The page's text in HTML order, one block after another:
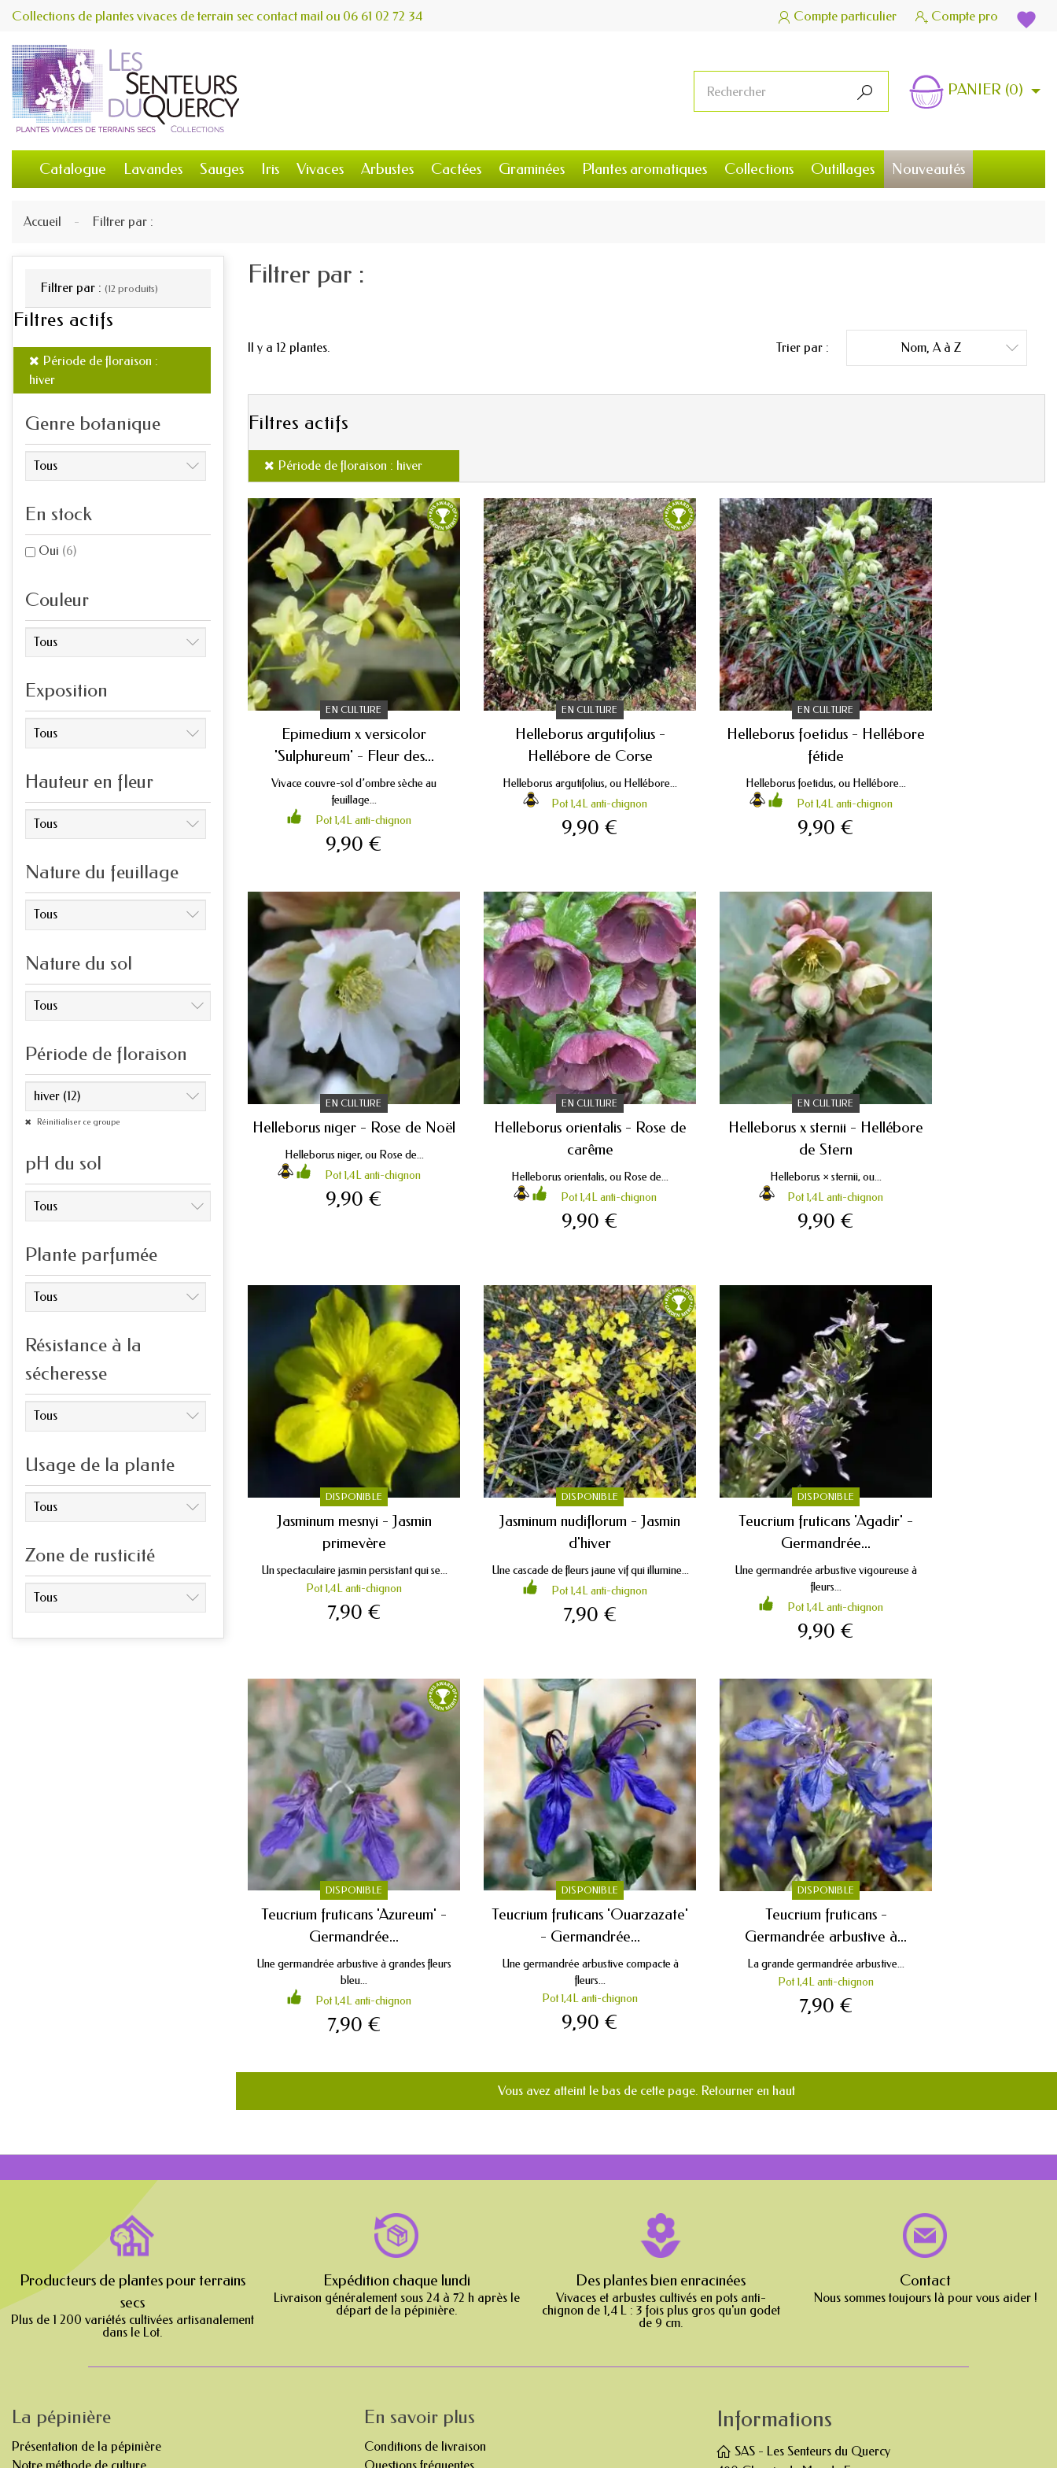
Collections de plantes vivaces de terrain sec contact mail ou 06 61 02 72 34  Compte particulier  Compte pro favorite
 PANIER (0)
Catalogue Lavandes Sauges Iris Vivaces Arbustes Cactées Graminées Plantes aromatiques Collections Outillages Nouveautés
Accueil Filtrer par :
Filtrer par : (12 produits)
Filtres actifs
Période de floraison :
hiver
Genre botanique
En stock
Oui (6)
Couleur
Exposition
Hauteur en fleur
Nature du feuillage
Nature du sol
Période de floraison
Réinitialiser ce groupe
pH du sol
Plante parfumée
Résistance à la
sécheresse
Usage de la plante
Zone de rusticité
Filtrer par :
Il y a 12 plantes. Trier par : Nom, A à Z 
Filtres actifs
Période de floraison : hiver
EN CULTURE
Epimedium x versicolor
'Sulphureum' - Fleur des...
Vivace couvre-sol d’ombre sèche au
feuillage...
Pot 1,4L anti-chignon
9,90 €
EN CULTURE
Helleborus argutifolius -
Hellébore de Corse
Helleborus argutifolius, ou Hellébore...
Pot 1,4L anti-chignon
9,90 €
EN CULTURE
Helleborus foetidus - Hellébore
fétide
Helleborus foetidus, ou Hellébore...
Pot 1,4L anti-chignon
9,90 €
EN CULTURE
Helleborus niger - Rose de Noël
Helleborus niger, ou Rose de...
Pot 1,4L anti-chignon
9,90 €
EN CULTURE
Helleborus orientalis - Rose de
carême
Helleborus orientalis, ou Rose de...
Pot 1,4L anti-chignon
9,90 €
EN CULTURE
Helleborus x sternii - Hellébore
de Stern
Helleborus × sternii, ou...
Pot 1,4L anti-chignon
9,90 €
DISPONIBLE
Jasminum mesnyi - Jasmin
primevère
Un spectaculaire jasmin persistant qui se...
Pot 1,4L anti-chignon
7,90 €
DISPONIBLE
Jasminum nudiflorum - Jasmin
d'hiver
Une cascade de fleurs jaune vif qui illumine...
Pot 1,4L anti-chignon
7,90 €
DISPONIBLE
Teucrium fruticans 'Agadir' -
Germandrée...
Une germandrée arbustive vigoureuse à
fleurs...
Pot 1,4L anti-chignon
9,90 €
DISPONIBLE
Teucrium fruticans 'Azureum' -
Germandrée...
Une germandrée arbustive à grandes fleurs
bleu...
Pot 1,4L anti-chignon
7,90 €
DISPONIBLE
Teucrium fruticans 'Ouarzazate'
- Germandrée...
Une germandrée arbustive compacte à
fleurs...
Pot 1,4L anti-chignon
9,90 €
DISPONIBLE
Teucrium fruticans -
Germandrée arbustive à...
La grande germandrée arbustive...
Pot 1,4L anti-chignon
7,90 €
Vous avez atteint le bas de cette page. Retourner en haut
Producteurs de plantes pour terrains
secs
Plus de 1 200 variétés cultivées artisanalement
dans le Lot.
Expédition chaque lundi
Livraison généralement sous 24 à 72 h après le
départ de la pépinière.
Des plantes bien enracinées
Vivaces et arbustes cultivés en pots anti-
chignon de 1,4 L : 3 fois plus gros qu'un godet
de 9 cm.
Contact
Nous sommes toujours là pour vous aider !
La pépinière
Présentation de la pépinière
En savoir plus
Conditions de livraison
Informations
SAS - Les Senteurs du Quercy